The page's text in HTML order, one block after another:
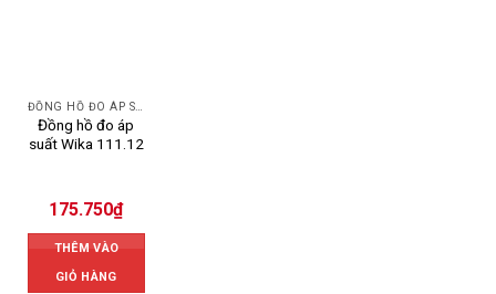
Đồng hồ đo áp
suất Wika 111.12
175.750₫
THÊM VÀO
GIỎ HÀNG